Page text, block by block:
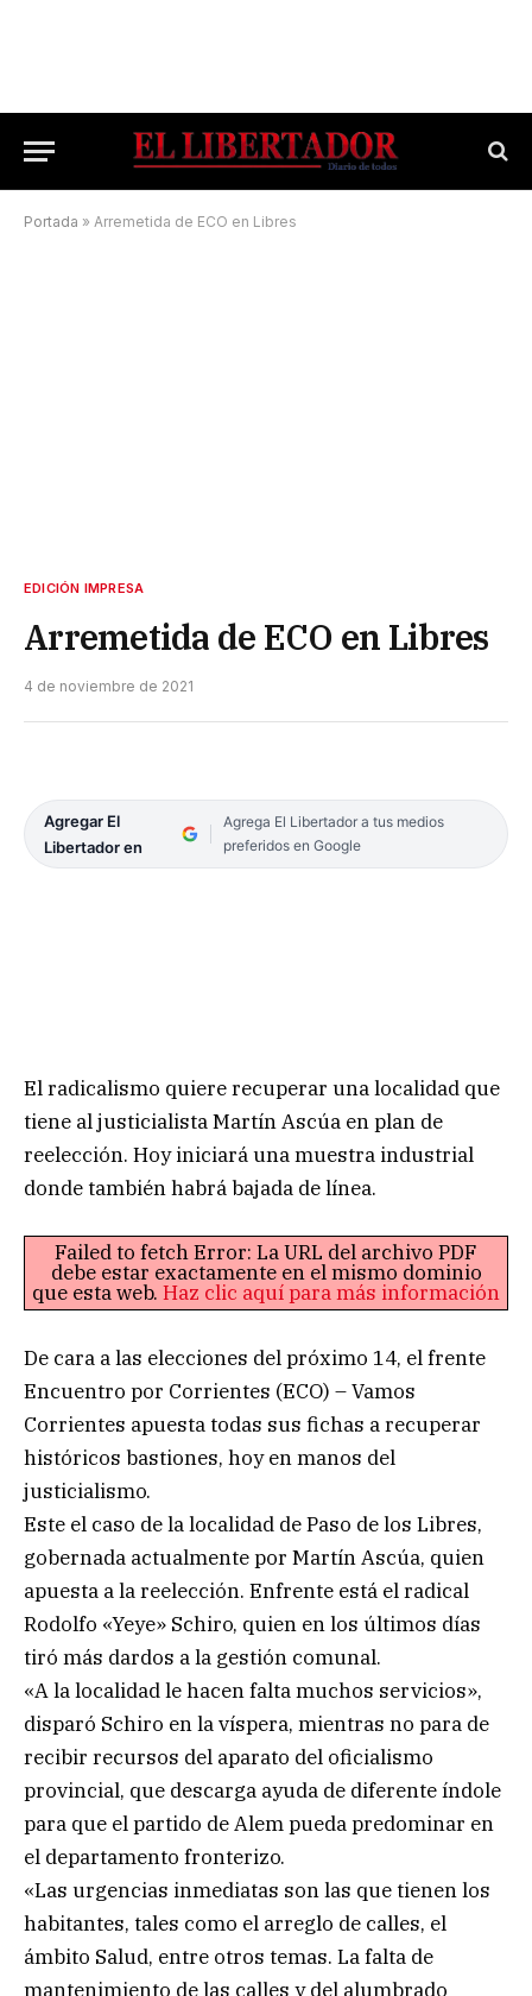
Portada » Arremetida de ECO en Libres
EDICIÓN IMPRESA
Arremetida de ECO en Libres
4 de noviembre de 2021
Agregar El
Libertador en
Agrega El Libertador a tus medios
preferidos en Google
El radicalismo quiere recuperar una localidad que
tiene al justicialista Martín Ascúa en plan de
reelección. Hoy iniciará una muestra industrial
donde también habrá bajada de línea.
Failed to fetch Error: La URL del archivo PDF
debe estar exactamente en el mismo dominio
que esta web. Haz clic aquí para más información
De cara a las elecciones del próximo 14, el frente
Encuentro por Corrientes (ECO) – Vamos
Corrientes apuesta todas sus fichas a recuperar
históricos bastiones, hoy en manos del
justicialismo.
Este el caso de la localidad de Paso de los Libres,
gobernada actualmente por Martín Ascúa, quien
apuesta a la reelección. Enfrente está el radical
Rodolfo «Yeye» Schiro, quien en los últimos días
tiró más dardos a la gestión comunal.
«A la localidad le hacen falta muchos servicios»,
disparó Schiro en la víspera, mientras no para de
recibir recursos del aparato del oficialismo
provincial, que descarga ayuda de diferente índole
para que el partido de Alem pueda predominar en
el departamento fronterizo.
«Las urgencias inmediatas son las que tienen los
habitantes, tales como el arreglo de calles, el
ámbito Salud, entre otros temas. La falta de
mantenimiento de las calles y del alumbrado